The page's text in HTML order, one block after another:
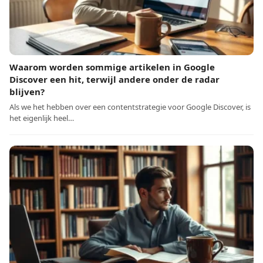
Waarom worden sommige artikelen in Google
Discover een hit, terwijl andere onder de radar
blijven?
Als we het hebben over een contentstrategie voor Google Discover, is
het eigenlijk heel…